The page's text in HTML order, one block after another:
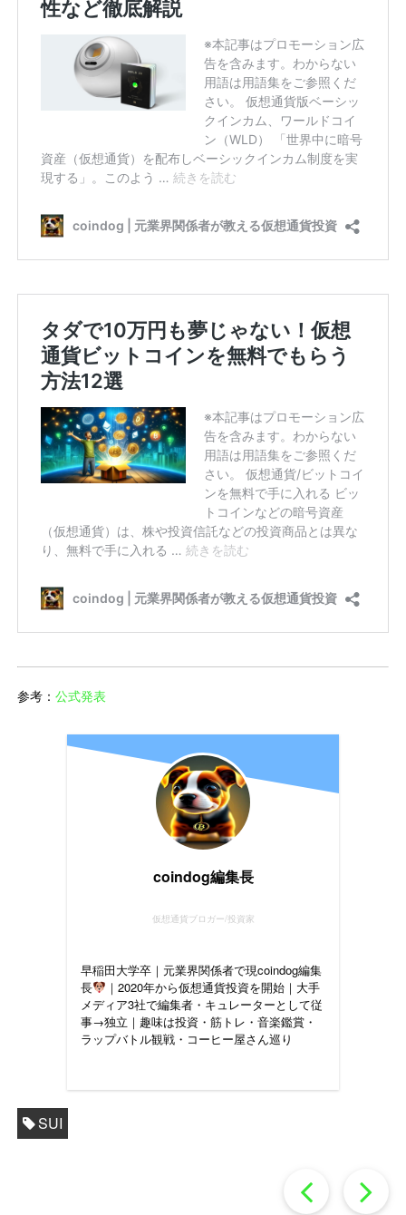
参考：公式発表
coindog編集長
仮想通貨ブロガー/投資家
早稲田大学卒｜元業界関係者で現coindog編集
長
｜2020年から仮想通貨投資を開始｜大手
メディア3社で編集者・キュレーターとして従
事→独立｜趣味は投資・筋トレ・音楽鑑賞・
ラップバトル観戦・コーヒー屋さん巡り
SUI
過